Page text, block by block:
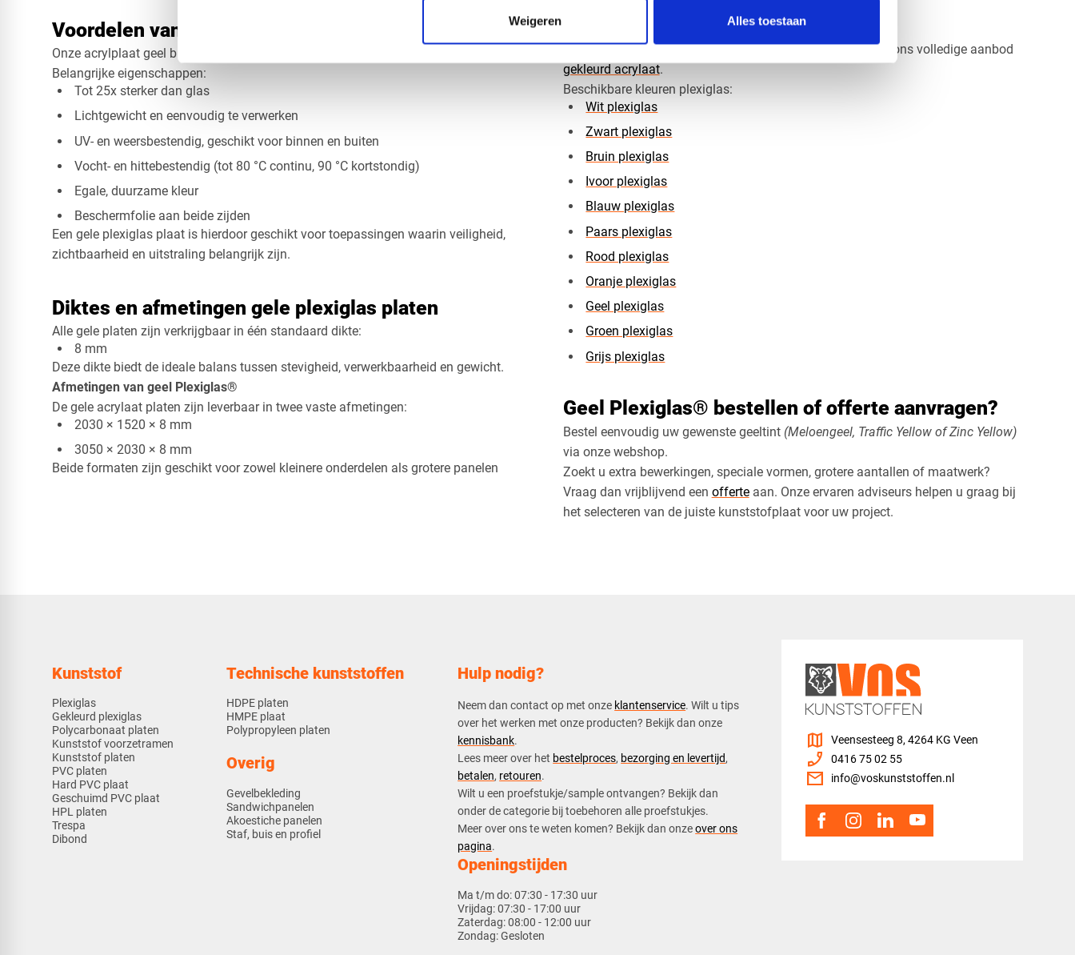
Weigeren Alles toestaan
Voordelen van geel plexiglas
Onze acrylplaat geel biedt een combinatie van kleurintensiteit en duurzaamheid.
Belangrijke eigenschappen:
Tot 25x sterker dan glas
Lichtgewicht en eenvoudig te verwerken
UV- en weersbestendig, geschikt voor binnen en buiten
Vocht- en hittebestendig (tot 80 °C continu, 90 °C kortstondig)
Egale, duurzame kleur
Beschermfolie aan beide zijden
Een gele plexiglas plaat is hierdoor geschikt voor toepassingen waarin veiligheid,
zichtbaarheid en uitstraling belangrijk zijn.
Diktes en afmetingen gele plexiglas platen
Alle gele platen zijn verkrijgbaar in één standaard dikte:
8 mm​
Deze dikte biedt de ideale balans tussen stevigheid, verwerkbaarheid en gewicht.
Afmetingen van geel Plexiglas®
De gele acrylaat platen zijn leverbaar in twee vaste afmetingen:
2030 × 1520 × 8 mm
3050 × 2030 × 8 mm
Beide formaten zijn geschikt voor zowel kleinere onderdelen als grotere panelen
Alle gekleurd acrylaat platen
Bent u op zoek naar een andere kleur dan geel? Bekijk dan ons volledige aanbod
gekleurd acrylaat.
Beschikbare kleuren plexiglas:
Wit plexiglas
Zwart plexiglas
Bruin plexiglas
Ivoor plexiglas
Blauw plexiglas
Paars plexiglas
Rood plexiglas
Oranje plexiglas
Geel plexiglas
Groen plexiglas
Grijs plexiglas
Geel Plexiglas® bestellen of offerte aanvragen?
Bestel eenvoudig uw gewenste geeltint (Meloengeel, Traffic Yellow of Zinc Yellow)
via onze webshop.
Zoekt u extra bewerkingen, speciale vormen, grotere aantallen of maatwerk?
Vraag dan vrijblijvend een offerteaan. Onze ervaren adviseurs helpen u graag bij
het selecteren van de juiste kunststofplaat voor uw project.
Kunststof
Plexiglas
Gekleurd plexiglas
Polycarbonaat platen
Kunststof voorzetramen
Kunststof platen
PVC platen
Hard PVC plaat
Geschuimd PVC plaat
HPL platen
Trespa
Dibond
Technische kunststoffen
HDPE platen
HMPE plaat
Polypropyleen platen
Overig
Gevelbekleding
Sandwichpanelen
Akoestiche panelen
Staf, buis en profiel
Hulp nodig?
Neem dan contact op met onze klantenservice. Wilt u tips
over het werken met onze producten? Bekijk dan onze
kennisbank.
​Lees meer over het bestelproces, bezorging en levertijd,
betalen, retouren.​
​Wilt u een proefstukje/sample ontvangen? Bekijk dan
onder de categorie bij toebehoren alle proefstukjes.
​​Meer over ons te weten komen? Bekijk dan onzeover ons
pagina.
Openingstijden
Ma t/m do:07:30 - 17:30 uur
Vrijdag:07:30 - 17:00 uur
Zaterdag:08:00 - 12:00 uur
Zondag:Gesloten
map Veensesteeg 8, 4264 KG Veen
phone_enabled 0416 75 02 55
mail info@voskunststoffen.nl